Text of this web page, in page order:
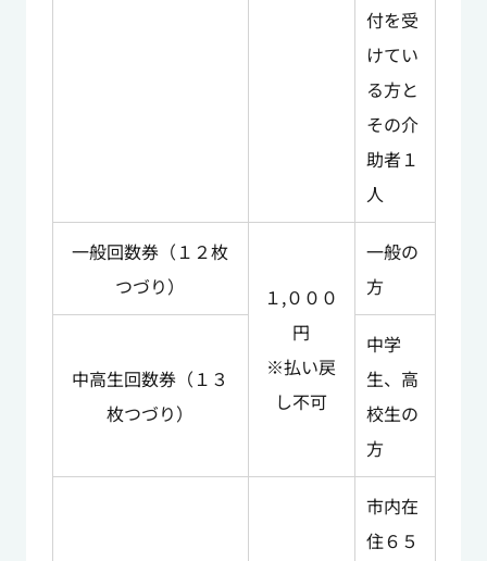
付を受
けてい
る方と
その介
助者１
人
一般回数券（１２枚
つづり）
１,０００
円
※払い戻
し不可
一般の
方
中高生回数券（１３
枚つづり）
中学
生、高
校生の
方
市内在
住６５